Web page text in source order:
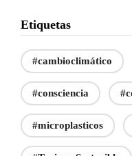
Etiquetas
#cambioclimático
#consciencia
#microplasticos